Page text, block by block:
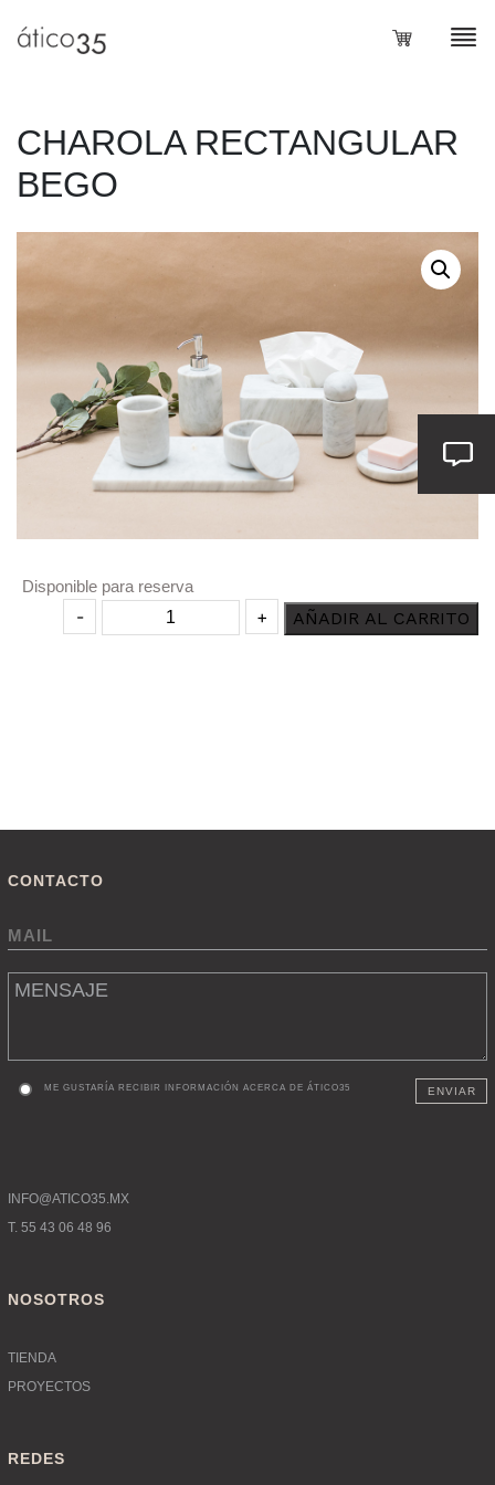
CHAROLA RECTANGULAR
BEGO
Disponible para reserva
Charola
Rectangular
- + AÑADIR AL CARRITO
CONTACTO
ME GUSTARÍA RECIBIR INFORMACIÓN ACERCA DE ÁTICO35 ENVIAR
INFO@ATICO35.MX
T. 55 43 06 48 96
NOSOTROS
TIENDA
PROYECTOS
REDES